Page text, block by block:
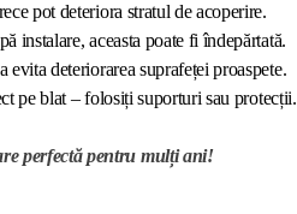
pot deteriora stratul de acoperire.
instalare, aceasta poate fi îndepărtată.
deteriorarea suprafeței proaspete.
pe blat – folosiți suporturi sau protecții.
perfectă pentru mulți ani!